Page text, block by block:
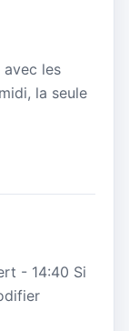
les
la seule
- 14:40 Si